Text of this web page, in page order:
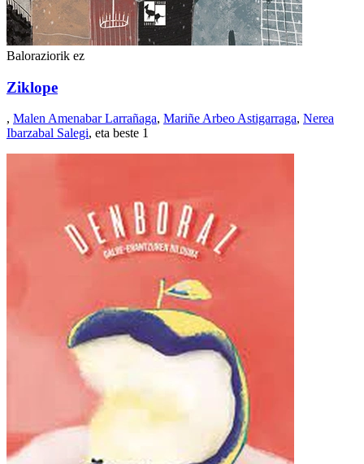
Baloraziorik ez
Ziklope
, Malen Amenabar Larrañaga, Mariñe Arbeo Astigarraga, Nerea
Ibarzabal Salegi, eta beste 1